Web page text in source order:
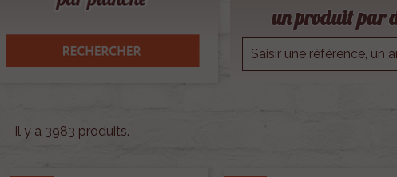
un produit par
Il y a 3983 produits.